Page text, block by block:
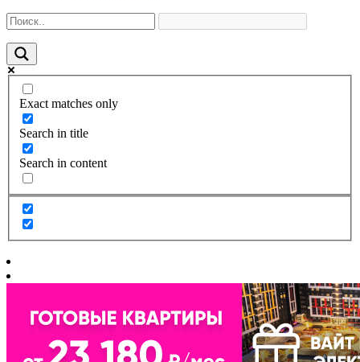
Exact matches only
Search in title
Search in content